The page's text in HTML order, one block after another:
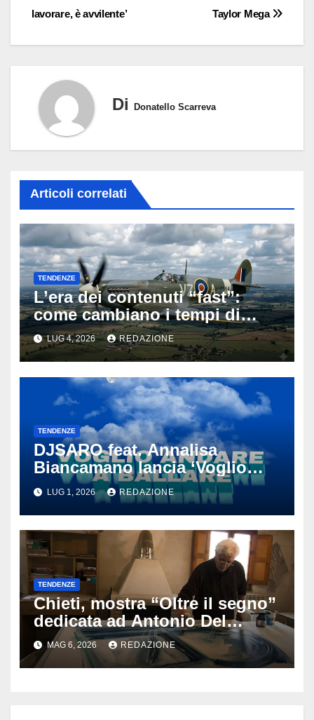
Taylor Mega
lavorare, è avvilente’
Di Donatello Scarreva
Articoli correlati
TENDENZE
L’era dei contenuti “fast”:
come cambiano i tempi di
attenzione nell’intrattenimento
digitale
LUG 4, 2026 REDAZIONE
TENDENZE
DJSARO feat. Annalisa
Biancamano lancia ‘Voglio
andare a ballare’: il
tormentone latino che punta a
conquistare l’estate 2026
LUG 1, 2026 REDAZIONE
TENDENZE
Chieti, mostra “Oltre il segno”
dedicata ad Antonio Del
Donno: opere e sculture nel
cuore della città
MAG 6, 2026 REDAZIONE